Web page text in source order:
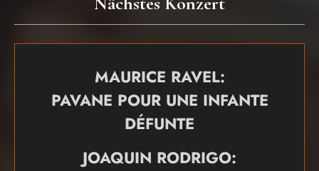
MAURICE RAVEL:
PAVANE POUR UNE INFANTE
DÉFUNTE
JOAQUIN RODRIGO: